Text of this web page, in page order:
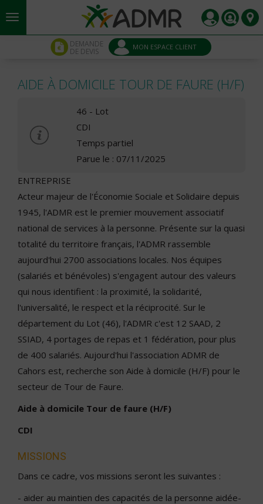
Aller au contenu principal
DEMANDE
DE DEVIS MON ESPACE CLIENT
AIDE À DOMICILE TOUR DE FAURE (H/F)
46 - Lot
CDI
Temps partiel
Parue le : 07/11/2025
ENTREPRISE
Acteur majeur de l'Économie Sociale et Solidaire depuis
1945, l'ADMR est le premier mouvement associatif
national de services à la personne. Présente sur la quasi
totalité du territoire français, l'ADMR rassemble
aujourd'hui 2700 associations locales. Nos équipes
(salariés et bénévoles) s'engagent autour des valeurs
qui nous identifient : la proximité, la solidarité,
l'universalité, le respect et la réciprocité. Sur le
département du Lot (46), l'ADMR c'est 12 SAAD, 2
SSIAD, 4 portages de repas et 1 fédération, pour plus
de 400 salariés. Aujourd'hui l'association ADMR de
Cahors est, recherche son Aide à domicile (H/F) pour le
secteur de Tour de Faure.
Aide à domicile Tour de faure (H/F)
CDI
MISSIONS
Dans ce cadre, vos missions seront les suivantes :
- aider au maintien des capacités de la personne aidée-
Panneau de gestion des cookies